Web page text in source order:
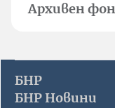
Архивен
БНР
БНР Новини